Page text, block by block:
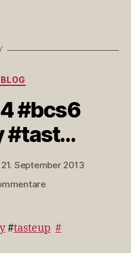
#bcs6
#tast…
21. September 2013
zu
#bcs6
#tasteup #